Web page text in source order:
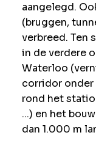
aangelegd.
(bruggen,
verbreed. Ten
in de verdere
Waterloo
corridor onder
rond het
...) en het
dan 1.000 m